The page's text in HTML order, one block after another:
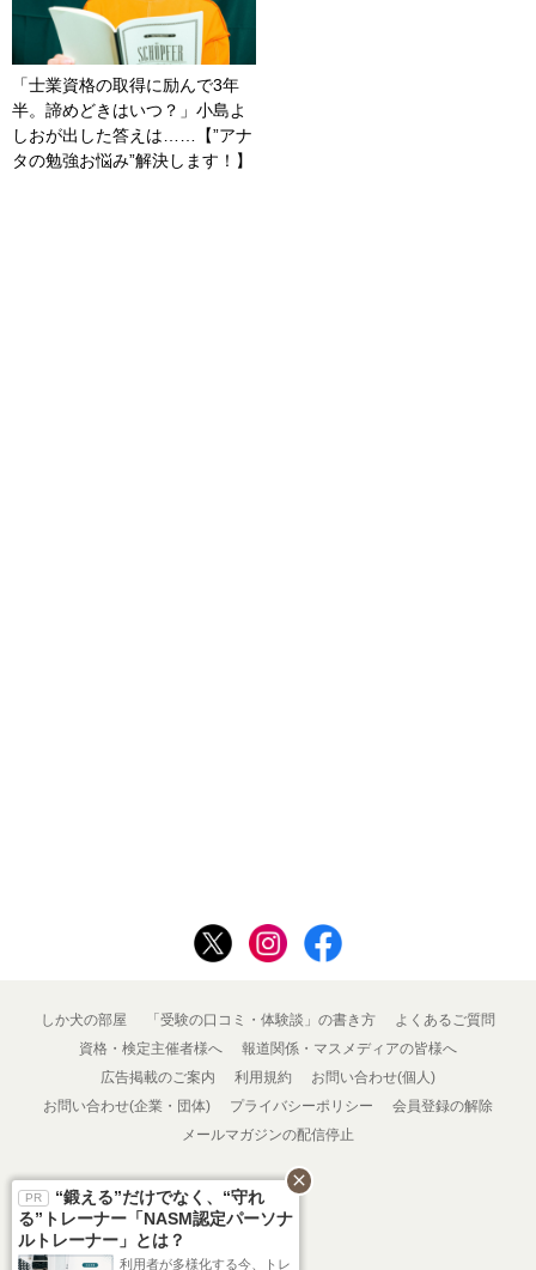
「士業資格の取得に励んで3年
半。諦めどきはいつ？」小島よ
しおが出した答えは……【”アナ
タの勉強お悩み”解決します！】
しか犬の部屋 「受験の口コミ・体験談」の書き方
よくあるご質問
資格・検定主催者様へ
報道関係・マスメディアの皆様へ
広告掲載のご案内
利用規約
お問い合わせ(個人)
お問い合わせ(企業・団体)
プライバシーポリシー
会員登録の解除
メールマガジンの配信停止
“鍛える”だけでなく、“守れ
る”トレーナー「NASM認定パーソナ
ルトレーナー」とは？
利用者が多様化する今、トレ
close